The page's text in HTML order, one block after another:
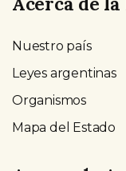
Nuestro país
Leyes argentinas
Organismos
Mapa del Estado